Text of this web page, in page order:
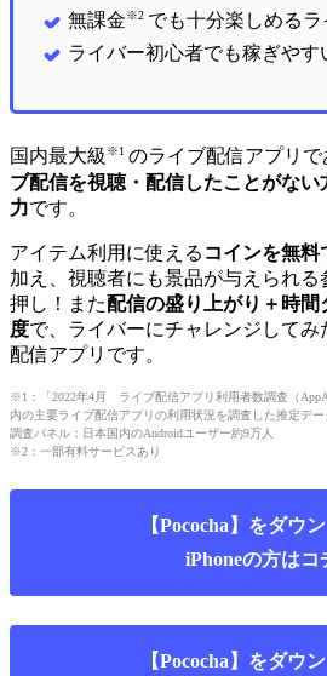
無課金※2 でも十分楽しめるラ
ライバー初心者でも稼ぎやす
国内最大級 ※1 のライブ配信アプリで
ブ配信を視聴・配信したことがな
力です。
アイテム利用に使える コインを無料
加え、視聴者にも景品が与えられる
押し！また配信の盛り上がり＋時間
度で、ライバーにチャレンジして
配信アプリです。
※1：「2022年4月 ライブ配信アプリ利用者数調査（
内の主要ライブ配信アプリの利用状況を調査した推定デ
調査パネル：日本国内のAndroidユーザー約9万人
※2：一部有料サービスあり
【Pococha】をダウ
iPhoneの方はコ
【Pococha】をダウ